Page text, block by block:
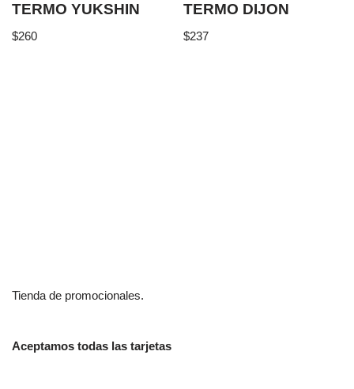
TERMO YUKSHIN
$260
TERMO DIJON
$237
Tienda de promocionales.
Aceptamos todas las tarjetas